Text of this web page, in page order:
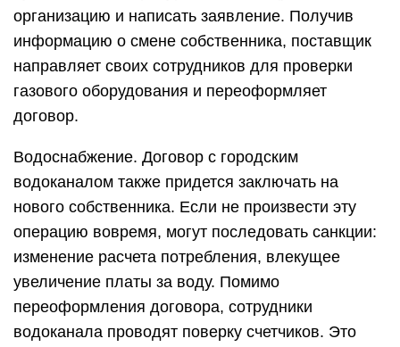
организацию и написать заявление. Получив
информацию о смене собственника, поставщик
направляет своих сотрудников для проверки
газового оборудования и переоформляет
договор.
Водоснабжение. Договор с городским
водоканалом также придется заключать на
нового собственника. Если не произвести эту
операцию вовремя, могут последовать санкции:
изменение расчета потребления, влекущее
увеличение платы за воду. Помимо
переоформления договора, сотрудники
водоканала проводят поверку счетчиков. Это